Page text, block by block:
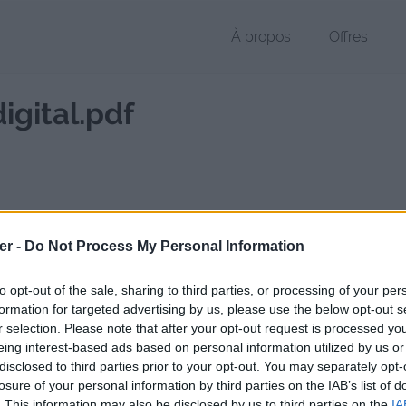
- Do Not Process My Personal Information
opt-out of the sale, sharing to third parties, or processing of your
for targeted advertising by us, please use the below opt-out
selection. Please note that after your opt-out request is processed
interest-based ads based on personal information utilized by us
to third parties prior to your opt-out. You may separately
of your personal information by third parties on the IAB’s list of
À propos Offres
public, envoyé le 10 janvier 2023 à 17:42, depuis l'adresse IP
page de téléchargement a été vue 360 fois depuis l'envoi du
fichier.fr/2023/01/10/catalogue-poissons-digital/ Copier
poissons digital.pdf sur le Web